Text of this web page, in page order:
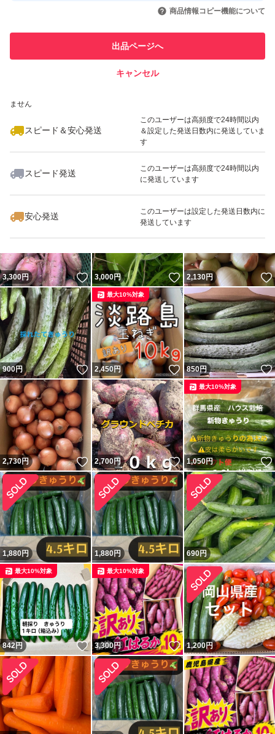
引を完了させた実績があります
での取引実績があります
ません
スピード＆安心発送
このユーザーは高頻度で24時間以内
＆設定した発送日数内に発送していま
す
スピード発送
このユーザーは高頻度で24時間以内
に発送しています
安心発送
このユーザーは設定した発送日数内に
発送しています
商品情報コピー機能について
出品ページへ
キャンセル
いいね！
2,580
3,300円 いいね！
3,000円 いいね！
2,130円
900円 いいね！
2,450円 いいね！
最大10%対象
850円
2,730円 いいね！
2,700円 いいね！
1,050円
最大10%対象
1,880円 1,880円 690円
842円 いいね！
最大10%対象
3,300円 いいね！
最大10%対象
1,200円